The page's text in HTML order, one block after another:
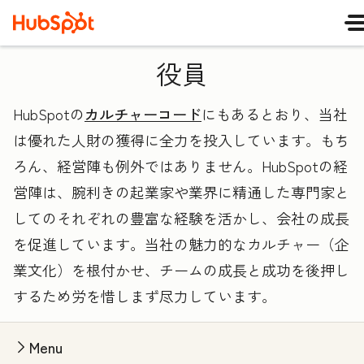
役員
HubSpotのカルチャーコードにもあるとおり、当社
は優れた人財の獲得に全力を投入しています。もち
ろん、経営陣も例外ではありません。HubSpotの経
営陣は、腕利きの起業家や業界に精通した専門家と
してのそれぞれの豊富な経験を活かし、会社の成長
を促進しています。当社の魅力的なカルチャー（企
業文化）を根付かせ、チームの成長と成功を後押し
するため労を惜しまず尽力しています。
Menu